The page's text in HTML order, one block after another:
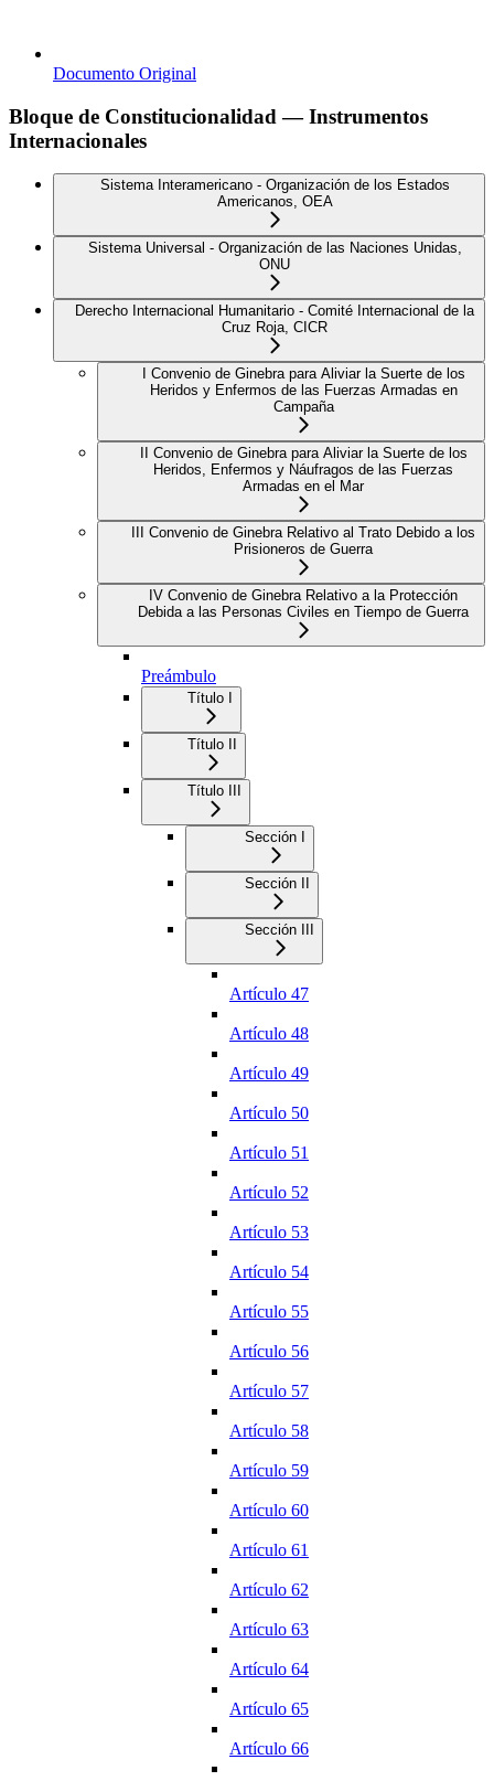
Documento Original
Bloque de Constitucionalidad — Instrumentos
Internacionales
Sistema Interamericano - Organización de los Estados
Americanos, OEA
Sistema Universal - Organización de las Naciones Unidas,
ONU
Derecho Internacional Humanitario - Comité Internacional de la
Cruz Roja, CICR
I Convenio de Ginebra para Aliviar la Suerte de los
Heridos y Enfermos de las Fuerzas Armadas en
Campaña
II Convenio de Ginebra para Aliviar la Suerte de los
Heridos, Enfermos y Náufragos de las Fuerzas
Armadas en el Mar
III Convenio de Ginebra Relativo al Trato Debido a los
Prisioneros de Guerra
IV Convenio de Ginebra Relativo a la Protección
Debida a las Personas Civiles en Tiempo de Guerra
Preámbulo
Título I
Título II
Título III
Sección I
Sección II
Sección III
Artículo 47
Artículo 48
Artículo 49
Artículo 50
Artículo 51
Artículo 52
Artículo 53
Artículo 54
Artículo 55
Artículo 56
Artículo 57
Artículo 58
Artículo 59
Artículo 60
Artículo 61
Artículo 62
Artículo 63
Artículo 64
Artículo 65
Artículo 66